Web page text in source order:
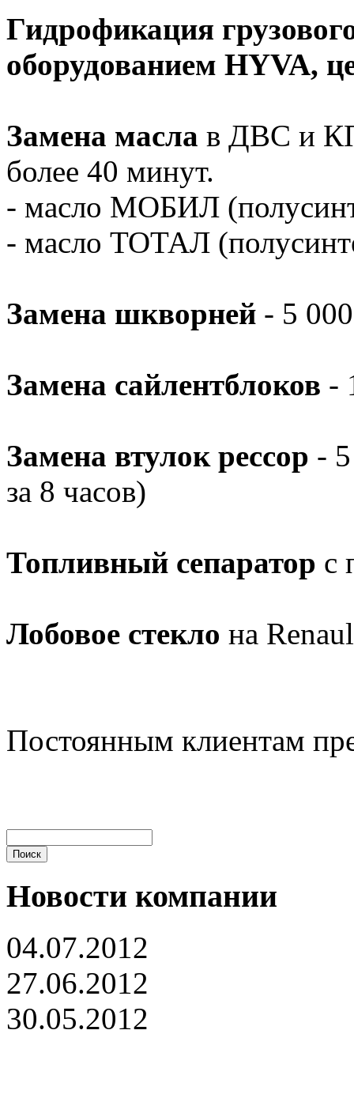
Гидрофикация
оборудованием HYVA,
Замена масла в ДВС и
более 40 минут.
- масло МОБИЛ
- масло ТОТАЛ
Замена шкворней - 5
Замена сайлентблоков -
Замена втулок рессор -
за 8 часов)
Топливный сепаратор с
Лобовое стекло на
Постоянным клиентам
Новости компании
04.07.2012
27.06.2012
30.05.2012